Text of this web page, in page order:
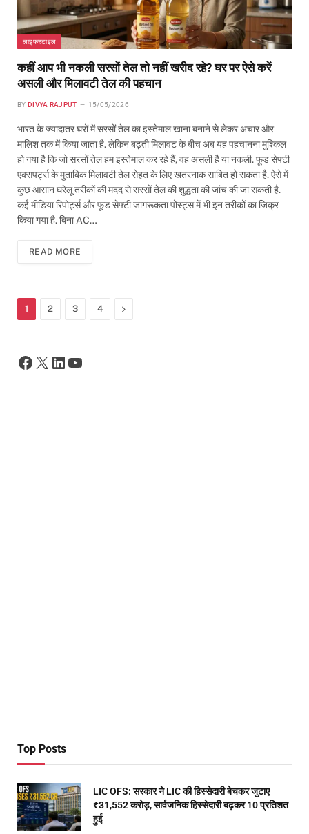
लाइफस्टाइल
कहीं आप भी नकली सरसों तेल तो नहीं खरीद रहे? घर पर ऐसे करें
असली और मिलावटी तेल की पहचान
BY DIVYA RAJPUT 15/05/2026
भारत के ज्यादातर घरों में सरसों तेल का इस्तेमाल खाना बनाने से लेकर अचार और
मालिश तक में किया जाता है. लेकिन बढ़ती मिलावट के बीच अब यह पहचानना मुश्किल
हो गया है कि जो सरसों तेल हम इस्तेमाल कर रहे हैं, वह असली है या नकली. फूड सेफ्टी
एक्सपर्ट्स के मुताबिक मिलावटी तेल सेहत के लिए खतरनाक साबित हो सकता है. ऐसे में
कुछ आसान घरेलू तरीकों की मदद से सरसों तेल की शुद्धता की जांच की जा सकती है.
कई मीडिया रिपोर्ट्स और फूड सेफ्टी जागरूकता पोस्ट्स में भी इन तरीकों का जिक्र
किया गया है. बिना AC…
READ MORE
1 2 3 4 Next
Facebook
X LinkedIn
YouTube
Top Posts
LIC OFS: सरकार ने LIC की हिस्सेदारी बेचकर जुटाए
₹31,552 करोड़, सार्वजनिक हिस्सेदारी बढ़कर 10 प्रतिशत
हुई